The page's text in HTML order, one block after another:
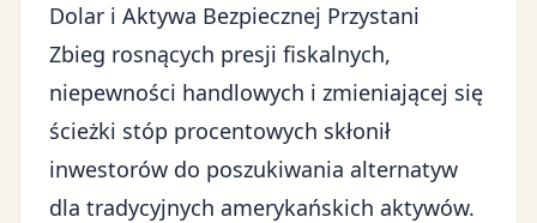
Dolar i Aktywa Bezpiecznej Przystani
Zbieg rosnących presji fiskalnych,
niepewności handlowych i zmieniającej się
ścieżki stóp procentowych skłonił
inwestorów do poszukiwania alternatyw
dla tradycyjnych amerykańskich aktywów.